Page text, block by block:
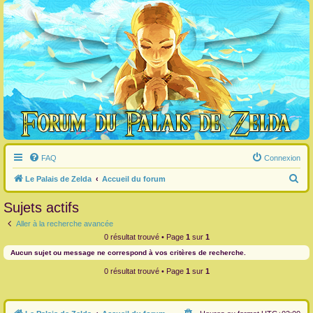
FAQ Connexion
Le Palais de Zelda Accueil du forum
e
e
r
Sujets actifs
Aller à la recherche avancée
0 résultat trouvé • Page 1 sur 1
Aucun sujet ou message ne correspond à vos critères de recherche.
0 résultat trouvé • Page 1 sur 1